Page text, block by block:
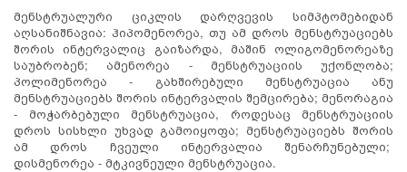
მენსტრუალური ციკლის დარღვევის სიმპტომებიდან
აღსანიშნავია: ჰიპომენორეა, თუ ამ დროს მენსტრუაციებს
შორის ინტერვალიც გაიზარდა, მაშინ ოლიგომენორეაზე
საუბრობენ; ამენორეა - მენსტრუაციის უქონლობა;
პოლიმენორეა - გახშირებული მენსტრუაცია ანუ
მენსტრუაციებს შორის ინტერვალის შემცირება; მენორაგია
- მოჭარბებული მენსტრუაცია, როდესაც მენსტრუაციის
დროს სისხლი უხვად გამოიყოფა; მენსტრუაციებს შორის
ამ დროს ჩვეული ინტერვალია შენარჩუნებული;
დისმენორეა - მტკივნეული მენსტრუაცია.